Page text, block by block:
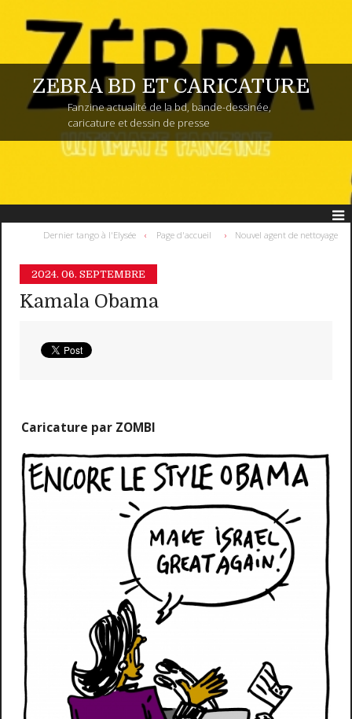
ZEBRA BD ET CARICATURE
Fanzine actualité de la bd, bande-dessinée,
caricature et dessin de presse
Dernier tango à l'Elysée Page d'accueil Nouvel agent de nettoyage
2024. 06. SEPTEMBRE
Kamala Obama
Caricature par ZOMBI